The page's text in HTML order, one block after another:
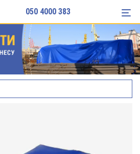
050 4000 383